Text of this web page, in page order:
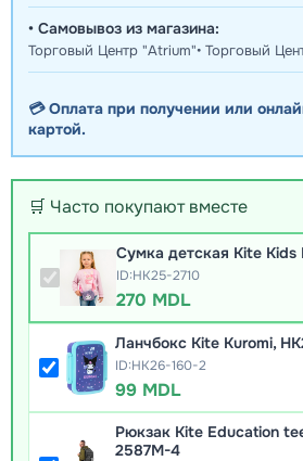
• Самовывоз из магазина:
Торговый Центр "Atrium"• Торговый
💳 Оплата при получении или
картой.
🛒 Часто покупают вместе
Сумка детская Kite Kids
ID:HK25-2710
270 MDL
Ланчбокс Kite Kuromi,
ID:HK26-160-2
99 MDL
Рюкзак Kite Education
2587M-4